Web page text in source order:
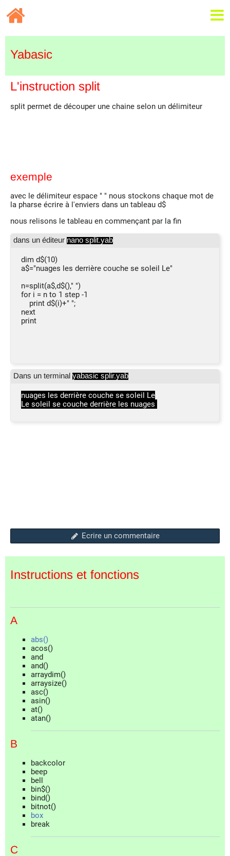
Yabasic
L'instruction split
split permet de découper une chaine selon un délimiteur
exemple
avec le délimiteur espace " " nous stockons chaque mot de
la pharse écrire à l'enviers dans un tableau d$
nous relisons le tableau en commençant par la fin
dans un éditeur nano split.yab
dim d$(10)
a$="nuages les derrière couche se soleil Le"
n=split(a$,d$()," ")
for i = n to 1 step -1
print d$(i)+" ";
next
print
Dans un terminal yabasic splir.yab
nuages les derrière couche se soleil Le
Le soleil se couche derrière les nuages
Ecrire un commentaire
Instructions et fonctions
A
abs()
acos()
and
and()
arraydim()
arraysize()
asc()
asin()
at()
atan()
B
backcolor
beep
bell
bin$()
bind()
bitnot()
box
break
C